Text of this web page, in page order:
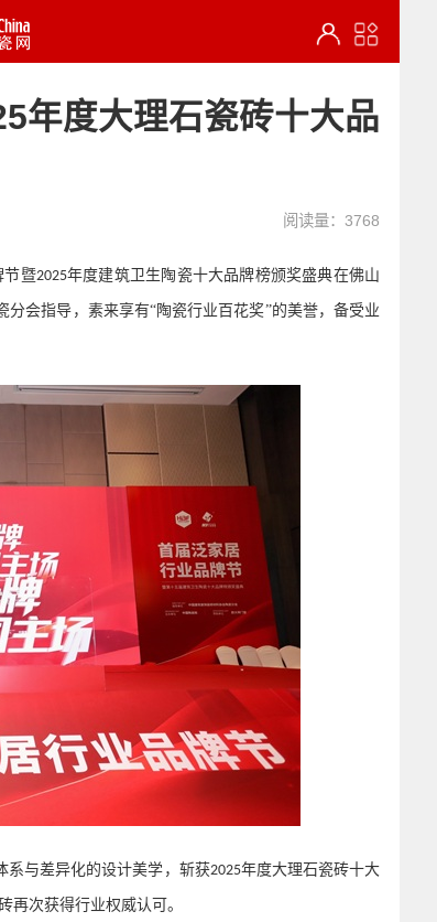
年度大理石瓷砖十大品
阅读量：3768
节暨2025年度建筑卫生陶瓷十大品牌榜颁奖盛典在佛山
分会指导 ， 素来享有“陶瓷行业百花奖”的美誉，备受业
系与差异化的设计美学，斩获2025年度大理石瓷砖十大
再次获得行业权威认可 。